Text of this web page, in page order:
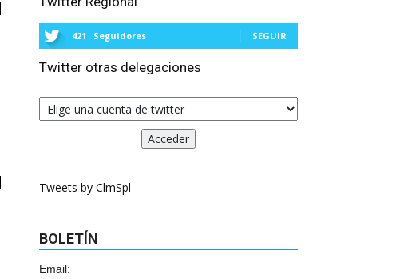
421 Seguidores SEGUIR
Twitter otras delegaciones
Tweets by ClmSpl
BOLETÍN
Email: